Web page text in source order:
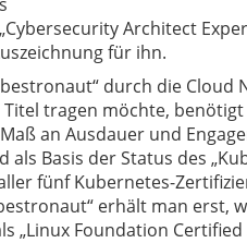
Architect
für ihn.
durch die Cloud
tragen möchte,
an Ausdauer und
Basis der Status des
fünf Kubernetes-
erhält man erst,
„Linux Foundation